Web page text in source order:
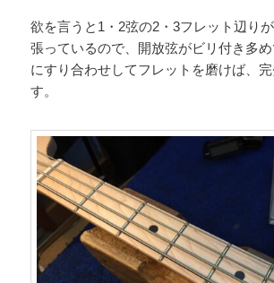
欲を言うと1・2弦の2・3フレット辺り
張っているので、開放弦がビリ付き多
にすり合わせしてフレットを磨けば、
す。